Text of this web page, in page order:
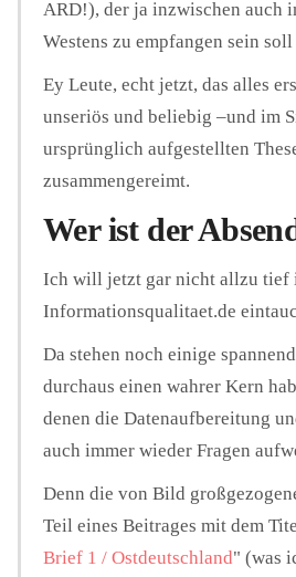
ARD!), der ja inzwischen auch
Westens zu empfangen sein
Ey Leute, echt jetzt, das alles
unseriös und beliebig –und im
ursprünglich aufgestellten
zusammengereimt.
Wer ist der
Ich will jetzt gar nicht allzu tief
Informationsqualitaet.de
Da stehen noch einige
durchaus einen wahrer Kern
denen die Datenaufbereitung
auch immer wieder Fragen
Denn die von Bild
Teil eines Beitrages mit dem
Brief 1 / Ostdeutschland" (was